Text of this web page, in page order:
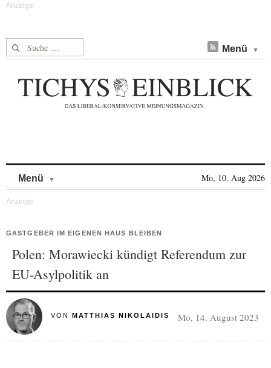
Suche nach: Menü
Menü Mo, 10. Aug 2026
GASTGEBER IM EIGENEN HAUS BLEIBEN
Polen: Morawiecki kündigt Referendum zur
EU-Asylpolitik an
VON MATTHIAS NIKOLAIDIS Mo, 14. August 2023